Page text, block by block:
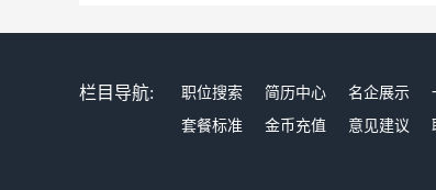
栏目导航: 职位搜索 简历中心 名企展示
套餐标准
金币充值 意见建议